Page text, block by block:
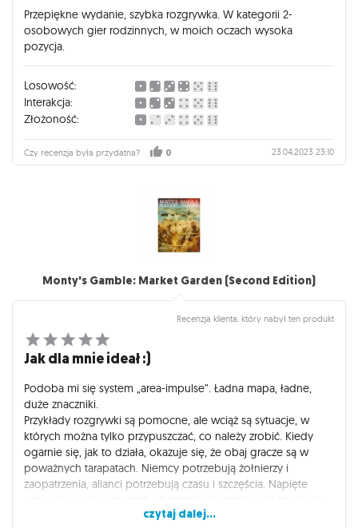
Przepiękne wydanie, szybka rozgrywka. W kategorii 2-
osobowych gier rodzinnych, w moich oczach wysoka
pozycja.
Losowość:
Interakcja:
Złożoność:
Czy recenzja była przydatna? 0 23.04.2023 23:10
Monty's Gamble: Market Garden (Second Edition)
Recenzja klienta, który nabył ten produkt
Jak dla mnie ideał :)
Podoba mi się system „area-impulse”. Ładna mapa, ładne,
duże znaczniki.
Przykłady rozgrywki są pomocne, ale wciąż są sytuacje, w
których można tylko przypuszczać, co należy zrobić. Kiedy
ogarnie się, jak to działa, okazuje się, że obaj gracze są w
poważnych tarapatach. Niemcy potrzebują żołnierzy i
zaopatrzenia, alianci potrzebują czasu i szczęścia. Napięte
Gra przysparza wielu "przyjemnych" dylematów. W grze solo
czytaj dalej...